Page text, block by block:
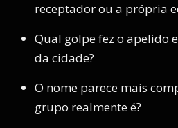
receptador ou a própria
Qual golpe fez o apelido
da cidade?
O nome parece mais
grupo realmente é?